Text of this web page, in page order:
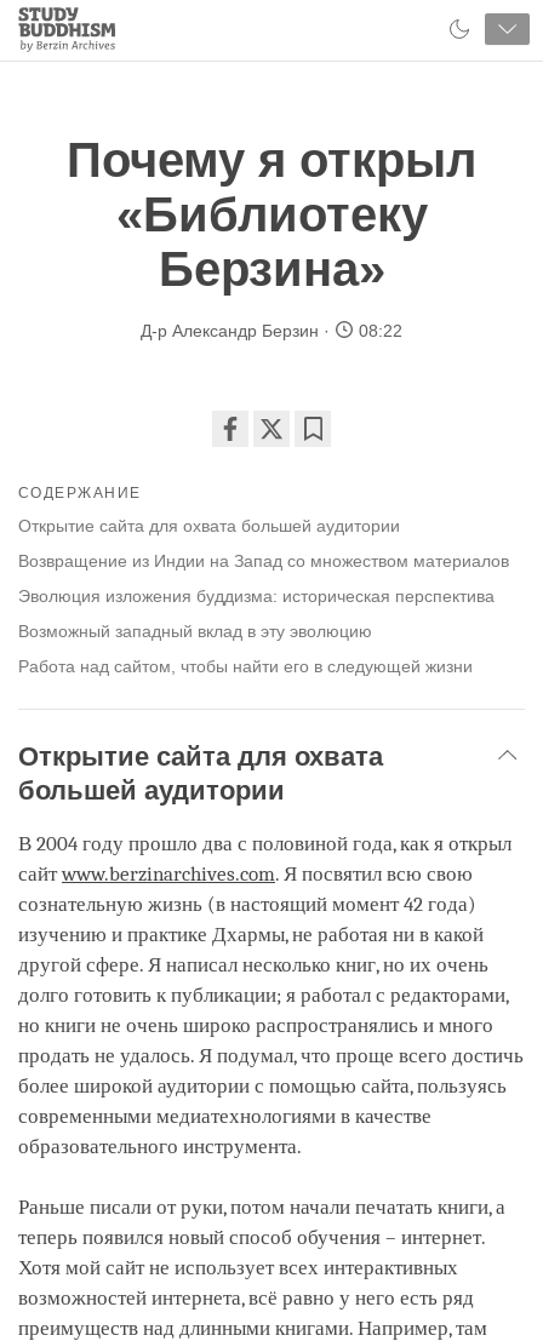
Close
Study
Buddhism
Почему я открыл
«Библиотеку
Берзина»
Д-р Александр Берзин 08:22
facebook
СОДЕРЖАНИЕ
Открытие сайта для охвата большей аудитории
Возвращение из Индии на Запад со множеством материалов
Эволюция изложения буддизма: историческая перспектива
Возможный западный вклад в эту эволюцию
Работа над сайтом, чтобы найти его в следующей жизни
Открытие сайта для охвата
большей аудитории
В 2004 году прошло два с половиной года, как я открыл
сайтwww.berzinarchives.com. Я посвятил всю свою
сознательную жизнь (в настоящий момент 42 года)
изучению и практике Дхармы, не работая ни в какой
другой сфере. Я написал несколько книг, но их очень
долго готовить к публикации; я работал с редакторами,
но книги не очень широко распространялись и много
продать не удалось. Я подумал, что проще всего достичь
более широкой аудитории с помощью сайта, пользуясь
современными медиатехнологиями в качестве
образовательного инструмента.
Раньше писали от руки, потом начали печатать книги, а
теперь появился новый способ обучения – интернет.
Хотя мой сайт не использует всех интерактивных
возможностей интернета, всё равно у него есть ряд
преимуществ над длинными книгами. Например, там